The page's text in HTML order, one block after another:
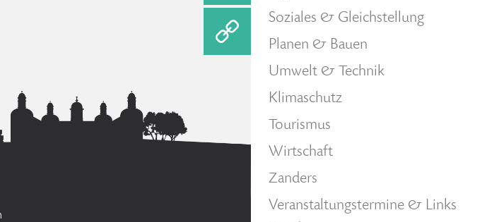
Soziales & Gleichstellung
Planen & Bauen
Umwelt & Technik
Klimaschutz
Tourismus
Wirtschaft
Zanders
Veranstaltungstermine & Links